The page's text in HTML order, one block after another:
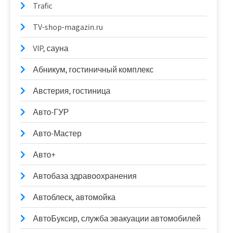
Trafic
TV-shop-magazin.ru
VIP, сауна
Абникум, гостиничный комплекс
Австерия, гостиница
Авто-ГУР
Авто-Мастер
Авто+
Автобаза здравоохранения
Автоблеск, автомойка
АвтоБуксир, служба эвакуации автомобилей